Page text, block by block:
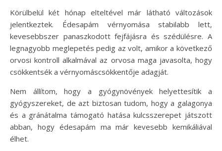
Körülbelül két hónap elteltével már látható változások
jelentkeztek. Édesapám vérnyomása stabilabb lett,
kevesebbszer panaszkodott fejfájásra és szédülésre. A
legnagyobb meglepetés pedig az volt, amikor a következő
orvosi kontroll alkalmával az orvosa maga javasolta, hogy
csökkentsék a vérnyomáscsökkentője adagját.
Nem állítom, hogy a gyógynövények helyettesítik a
gyógyszereket, de azt biztosan tudom, hogy a galagonya
és a gránátalma támogató hatása kulcsszerepet játszott
abban, hogy édesapám ma már kevesebb kemikáliával
élhet.